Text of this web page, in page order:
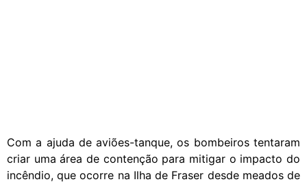
Com a ajuda de aviões-tanque, os bombeiros tentaram
criar uma área de contenção para mitigar o impacto do
incêndio, que ocorre na Ilha de Fraser desde meados de